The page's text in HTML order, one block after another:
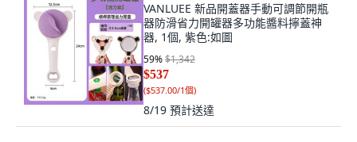
VANLUEE 新品開蓋器手動可調節開瓶
器防滑省力開罐器多功能醬料擰蓋神
器, 1個, 紫色:如圖
59%$1,342
$537
($537.00/1個)
8/19 預計送達